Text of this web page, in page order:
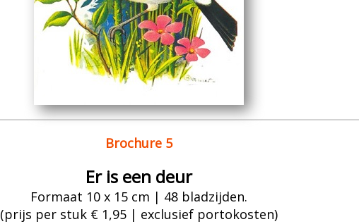
Brochure 5
Er is een deur
Formaat 10 x 15 cm | 48 bladzijden.
(prijs per stuk € 1,95 | exclusief portokosten)